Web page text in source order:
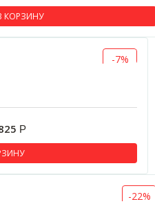
КОРЗИНУ
-7%
Р
-22%